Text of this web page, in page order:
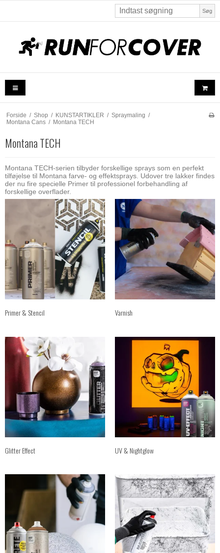
Søg
Forside / Shop / KUNSTARTIKLER / Spraymaling /
Montana Cans / Montana TECH
Montana TECH
Montana TECH-serien tilbyder forskellige sprays som en perfekt
tilføjelse til Montana farve- og effektsprays. Udover tre lakker findes
der nu fire specielle Primer til professionel forbehandling af
forskellige overflader.
Primer & Stencil Varnish
Glitter Effect UV & Nightglow